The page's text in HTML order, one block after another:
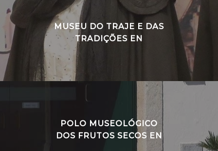
MUSEU DO TRAJE E DAS
TRADIÇÕES EN
POLO MUSEOLÓGICO
DOS FRUTOS SECOS EN